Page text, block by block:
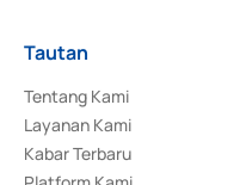
Tautan
Tentang Kami
Layanan Kami
Kabar Terbaru